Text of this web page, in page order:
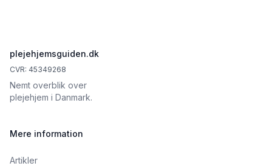
plejehjemsguiden.dk
CVR: 45349268
Nemt overblik over
plejehjem i Danmark.
Mere information
Artikler